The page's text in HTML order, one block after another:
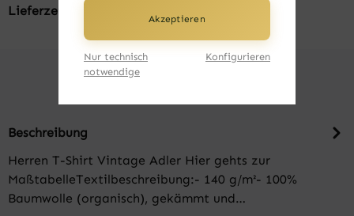
Lieferzeit:
Beschreibung
Herren T-Shirt Vintage Adler Hier gehts zur
MaßtabelleTextilbeschreibung:- 140 g/m²- 100%
Baumwolle (organisch), gekämmt und…
Akzeptieren
Nur technisch
notwendige
Konfigurieren